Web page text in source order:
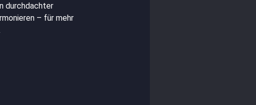
durchdachter
– für mehr